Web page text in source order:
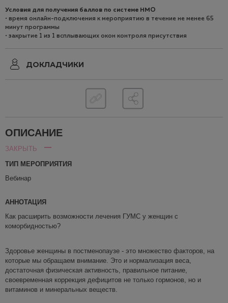
Условия для получения баллов по системе НМO
• время онлайн-подключения к мероприятию в течение не менее 65
минут программы
• закрытие 1 из 1 всплывающих окон контроля присутствия
ДОКЛАДЧИКИ
ОПИСАНИЕ
ЗАКРЫТЬ
ТИП МЕРОПРИЯТИЯ
Вебинар
АННОТАЦИЯ
Как расширить возможности лечения ГУМС у женщин с
коморбидностью?
Здоровье женщины в постменопаузе - это множество факторов, на
которые мы обращаем внимание. Это и нормализация веса,
достаточная физическая активность, правильное питание,
своевременная коррекция дефицитов не только гормонов, но и
витаминов и минеральных веществ.